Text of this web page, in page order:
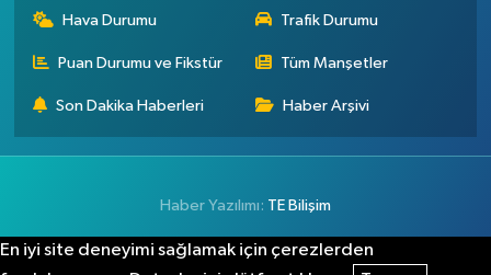
Hava Durumu Trafik Durumu
Puan Durumu ve Fikstür Tüm Manşetler
Son Dakika Haberleri Haber Arşivi
Haber Yazılımı: TE Bilişim
En iyi site deneyimi sağlamak için çerezlerden